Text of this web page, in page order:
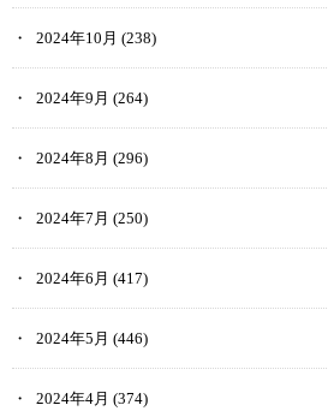
2024年10月 (238)
2024年9月 (264)
2024年8月 (296)
2024年7月 (250)
2024年6月 (417)
2024年5月 (446)
2024年4月 (374)